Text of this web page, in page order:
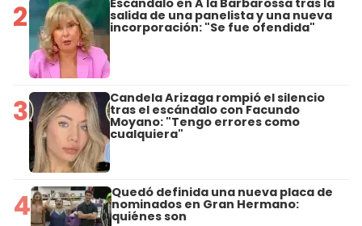
2 salida de una panelista y una nueva
incorporación: "Se fue ofendida"
3 Candela Arizaga rompió el silencio
tras el escándalo con Facundo
Moyano: "Tengo errores como
cualquiera"
4 Quedó definida una nueva placa de
nominados en Gran Hermano:
quiénes son